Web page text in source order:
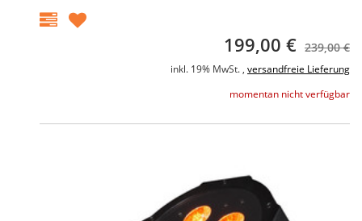
199,00 € 239,00 €
inkl. 19% MwSt. , versandfreie Lieferung
momentan nicht verfügbar